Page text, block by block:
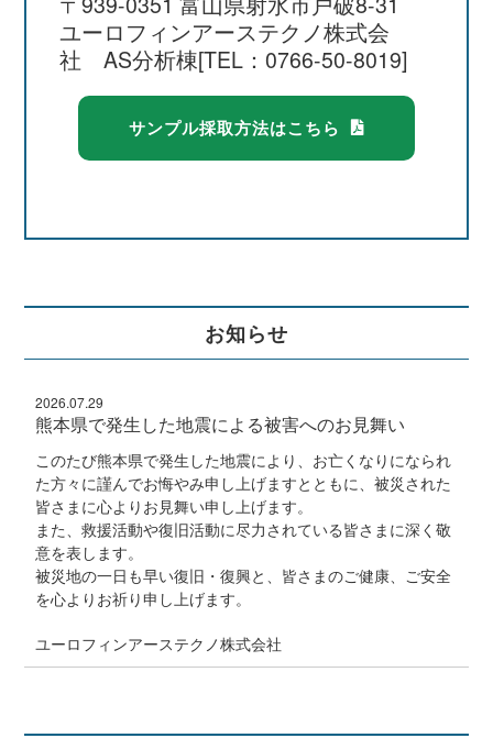
ユーロフィンアーステクノ株式会
社 AS分析棟[TEL：0766-50-8019]
サンプル採取方法はこちら
お知らせ
2026.07.29
熊本県で発生した地震による被害へのお見舞い
このたび熊本県で発生した地震により、お亡くなりになられ
た方々に謹んでお悔やみ申し上げますとともに、被災された
皆さまに心よりお見舞い申し上げます。
また、救援活動や復旧活動に尽力されている皆さまに深く敬
意を表します。
被災地の一日も早い復旧・復興と、皆さまのご健康、ご安全
を心よりお祈り申し上げます。
ユーロフィンアーステクノ株式会社